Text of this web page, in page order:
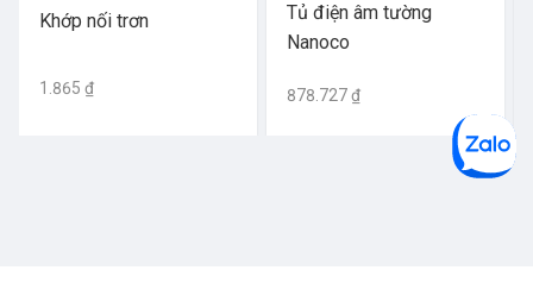
Khớp nối trơn
1.865 ₫
Tủ điện âm tường
Nanoco
878.727 ₫